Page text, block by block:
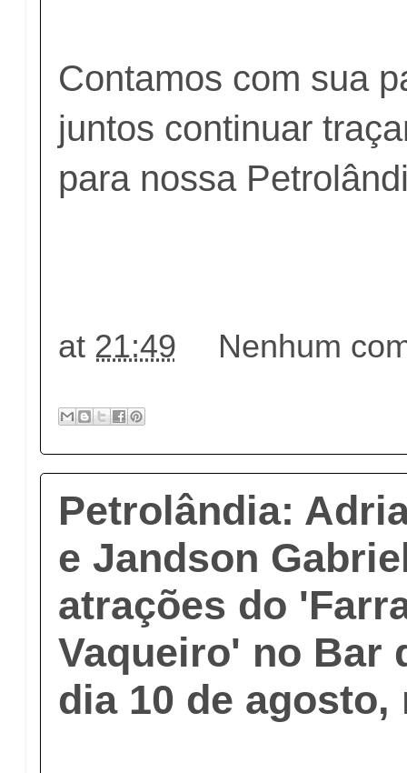
Contamos com sua
juntos continuar
para nossa
at 21:49 Nenhum
Petrolândia:
e Jandson
atrações do
Vaqueiro' no Bar
dia 10 de agosto,